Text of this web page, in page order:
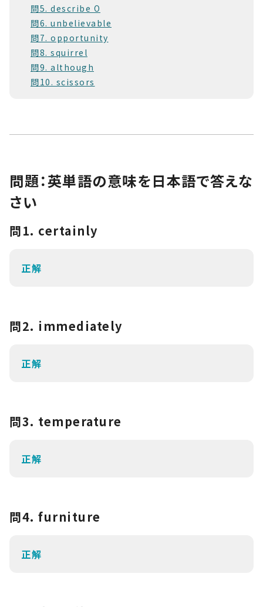
問5. describe O
問6. unbelievable
問7. opportunity
問8. squirrel
問9. although
問10. scissors
問題：英単語の意味を日本語で答えな
さい
問1. certainly
正解
問2. immediately
正解
問3. temperature
正解
問4. furniture
正解